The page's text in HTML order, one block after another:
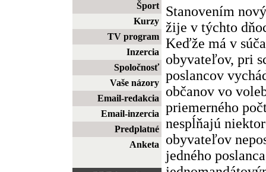
Šport
Kurzy
TV program
Inzercia
Spoločnosť
Vaše názory
Email-redakcia
Email-inzercia
Predplatné
Anketa
Stanovením
žije v týchto
Keďže má v
obyvateľov, pri
poslancov
občanov vo
priemerného
nespĺňajú
obyvateľov
jedného